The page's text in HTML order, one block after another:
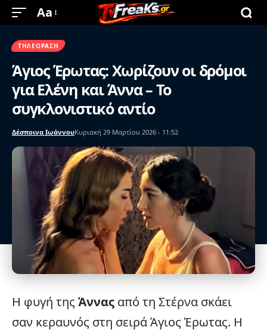
Aa
ΤΗΛΕΌΡΑΣΗ
Άγιος Έρωτας: Χωρίζουν οι δρόμοι
για Ελένη και Άννα – Το
συγκλονιστικό αντίο
Δέσποινα ΙωάννουΚυριακή 29 Μαρτίου 2026 - 11:52
Η φυγή της Άννας από τη Στέρνα σκάει
σαν κεραυνός στη σειράΆγιος Έρωτας. Η